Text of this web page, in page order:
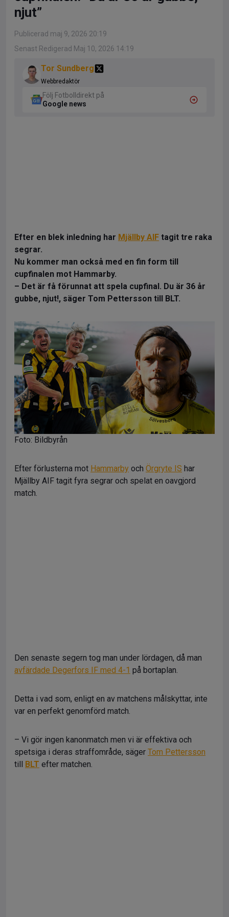
njut”
Publicerad maj 9, 2026 20:19
Senast Redigerad Maj 10, 2026 14:19
Tor Sundberg
Webbredaktör
Följ Fotbolldirekt på
Google news
Efter en blek inledning har Mjällby AIF tagit tre raka
segrar.
Nu kommer man också med en fin form till
cupfinalen mot Hammarby.
– Det är få förunnat att spela cupfinal. Du är 36 år
gubbe, njut!, säger Tom Pettersson till BLT.
Foto: Bildbyrån
Efter förlusterna mot Hammarby och Örgryte IS har
Mjällby AIF tagit fyra segrar och spelat en oavgjord
match.
Den senaste segern tog man under lördagen, då man
avfärdade Degerfors IF med 4-1 på bortaplan.
Detta i vad som, enligt en av matchens målskyttar, inte
var en perfekt genomförd match.
– Vi gör ingen kanonmatch men vi är effektiva och
spetsiga i deras straffområde, säger Tom Pettersson
till BLT efter matchen.